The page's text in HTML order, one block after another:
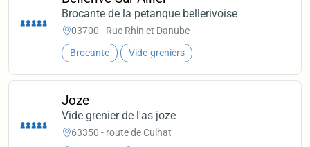
Brocante de la petanque bellerivoise
03700 - Rue Rhin et Danube
Brocante Vide-greniers
Joze
Vide grenier de l'as joze
63350 - route de Culhat